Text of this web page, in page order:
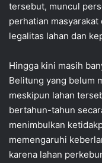
tersebut, muncul
perhatian
legalitas lahan dan
Hingga kini masih
Belitung yang belum
meskipun lahan
bertahun-tahun
menimbulkan
memengaruhi
karena lahan